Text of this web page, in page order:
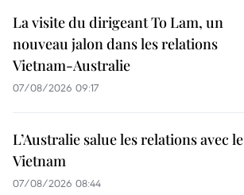
La visite du dirigeant To Lam, un
nouveau jalon dans les relations
Vietnam-Australie
07/08/2026 09:17
L’Australie salue les relations avec le
Vietnam
07/08/2026 08:44